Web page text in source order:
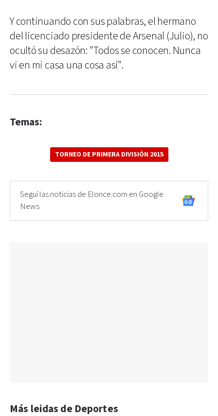
Y continuando con sus palabras, el hermano
del licenciado presidente de Arsenal (Julio), no
ocultó su desazón: "Todos se conocen. Nunca
vi en mi casa una cosa así".
Temas:
TORNEO DE PRIMERA DIVISIÓN 2015
Seguí las noticias de Elonce.com en Google
News
Más leidas de Deportes